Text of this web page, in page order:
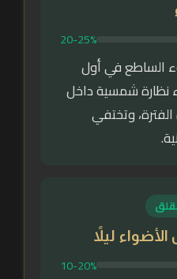
20-25%
الساطع في أول
نظارة شمسية داخل
وتختفي
ليلاً
10-20%